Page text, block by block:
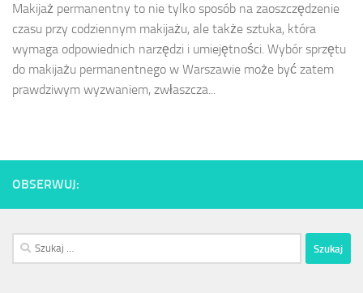
Makijaż permanentny to nie tylko sposób na zaoszczędzenie
czasu przy codziennym makijażu, ale także sztuka, która
wymaga odpowiednich narzędzi i umiejętności. Wybór sprzętu
do makijażu permanentnego w Warszawie może być zatem
prawdziwym wyzwaniem, zwłaszcza...
OBSERWUJ:
Szukaj: